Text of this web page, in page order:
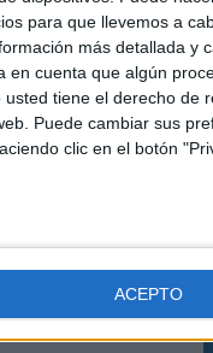
para que llevemos a
más detallada y
en cuenta que algún
tiene el derecho de
Puede cambiar sus
clic en el botón
ACEPTO
convertirse en
e Italia. Un
puesto que ha
Cardoso
Getúlio